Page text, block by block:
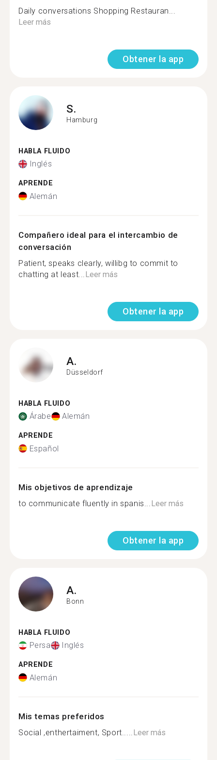
Daily conversations Shopping Restauran...
Leer más
Obtener la app
S.
Hamburg
HABLA FLUIDO
Inglés
APRENDE
Alemán
Compañero ideal para el intercambio de
conversación
Patient, speaks clearly, willibg to commit to
chatting at least... Leer más
Obtener la app
A.
Düsseldorf
HABLA FLUIDO
Árabe Alemán
APRENDE
Español
Mis objetivos de aprendizaje
to communicate fluently in spanis... Leer más
Obtener la app
A.
Bonn
HABLA FLUIDO
Persa Inglés
APRENDE
Alemán
Mis temas preferidos
Social ,enthertaiment, Sport..... Leer más